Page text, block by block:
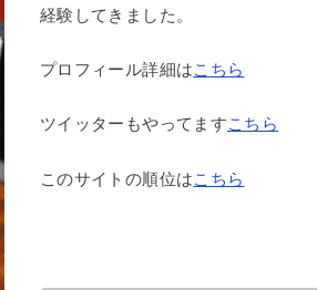
経験してきました。
プロフィール詳細はこちら
ツイッターもやってますこちら
このサイトの順位はこちら